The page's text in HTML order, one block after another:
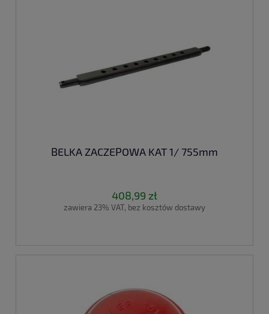
BELKA ZACZEPOWA KAT 1/ 755mm
408,99 zł
zawiera 23% VAT, bez kosztów dostawy